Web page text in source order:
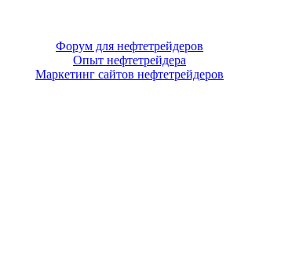
Форум для нефтетрейдеров
Опыт нефтетрейдера
Маркетинг сайтов нефтетрейдеров